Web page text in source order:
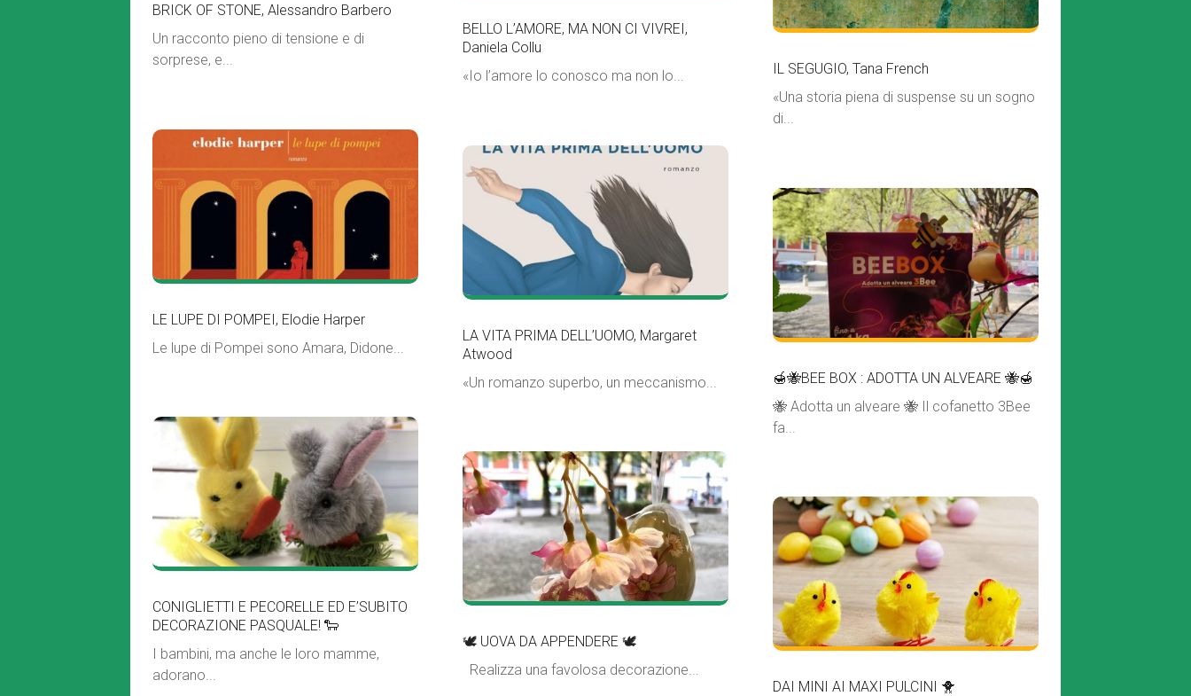
BRICK OF STONE, Alessandro Barbero
Un racconto pieno di tensione e di
sorprese, e...
BELLO L’AMORE, MA NON CI VIVREI,
Daniela Collu
«Io l’amore lo conosco ma non lo...
IL SEGUGIO, Tana French
«Una storia piena di suspense su un sogno
di...
LE LUPE DI POMPEI, Elodie Harper
Le lupe di Pompei sono Amara, Didone...
LA VITA PRIMA DELL’UOMO, Margaret
Atwood
«Un romanzo superbo, un meccanismo...
🍯🐝BEE BOX : ADOTTA UN ALVEARE 🐝🍯
🐝 Adotta un alveare 🐝 Il cofanetto 3Bee
fa...
CONIGLIETTI E PECORELLE ED E’SUBITO
DECORAZIONE PASQUALE! 🐑
I bambini, ma anche le loro mamme,
adorano...
🕊 UOVA DA APPENDERE 🕊
Realizza una favolosa decorazione...
DAI MINI AI MAXI PULCINI 🐥